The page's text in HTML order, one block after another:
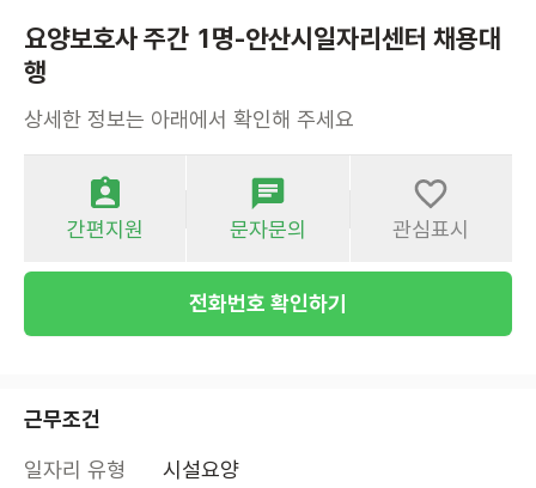
요양보호사 주간 1명-안산시일자리센터 채용대
행
상세한 정보는 아래에서 확인해 주세요
간편지원 문자문의 관심표시
전화번호 확인하기
근무조건
일자리 유형
시설요양